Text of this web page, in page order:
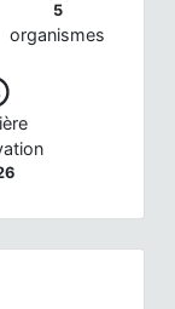
5
organismes